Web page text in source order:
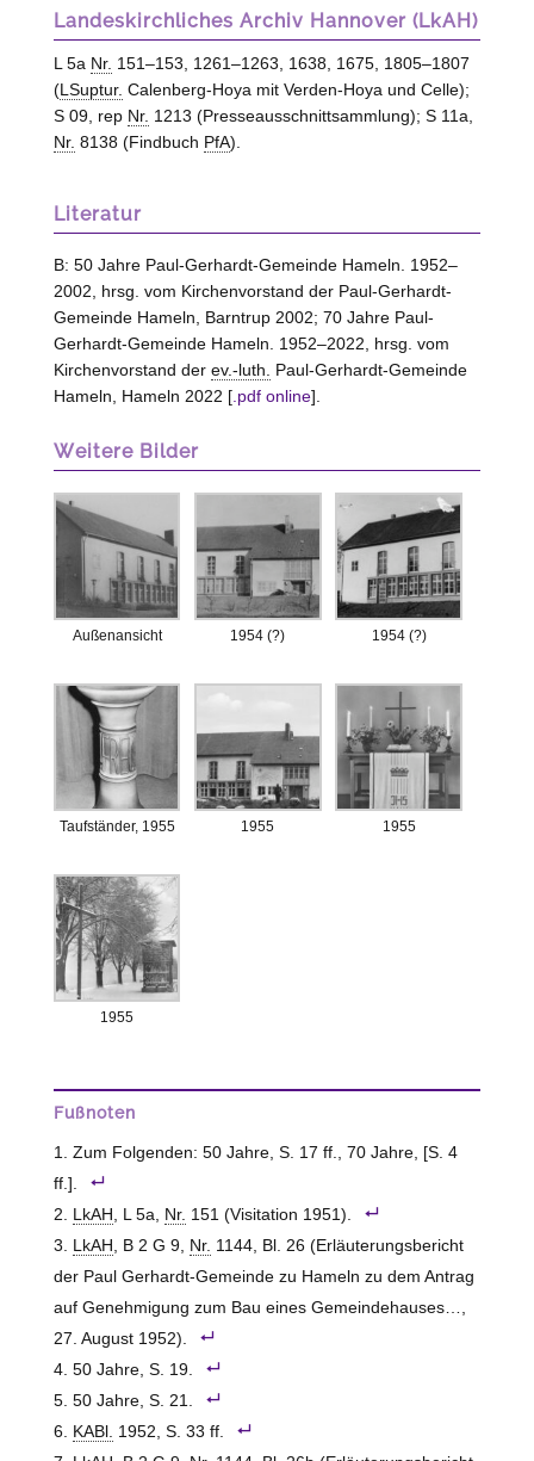
Landeskirchliches Archiv Hannover (LkAH)
L 5a Nr. 151–153, 1261–1263, 1638, 1675, 1805–1807
(LSuptur. Calenberg-Hoya mit Verden-Hoya und Celle);
S 09, rep Nr. 1213 (Presseausschnittsammlung); S 11a,
Nr. 8138 (Findbuch PfA).
Literatur
B: 50 Jahre Paul-Gerhardt-Gemeinde Hameln. 1952–
2002, hrsg. vom Kirchenvorstand der Paul-Gerhardt-
Gemeinde Hameln, Barntrup 2002; 70 Jahre Paul-
Gerhardt-Gemeinde Hameln. 1952–2022, hrsg. vom
Kirchenvorstand der ev.-luth. Paul-Gerhardt-Gemeinde
Hameln, Hameln 2022 [.pdf online].
Weitere Bilder
Außenansicht 1954 (?) 1954 (?)
Taufständer, 1955 1955 1955
1955
Fußnoten
Zum Folgenden: 50 Jahre, S. 17 ff., 70 Jahre, [S. 4
ff.].
LkAH , L 5a, Nr. 151 (Visitation 1951).
LkAH , B 2 G 9, Nr. 1144, Bl. 26 (Erläuterungsbericht
der Paul Gerhardt-Gemeinde zu Hameln zu dem Antrag
auf Genehmigung zum Bau eines Gemeindehauses…,
27. August 1952).
50 Jahre, S. 19.
50 Jahre, S. 21.
KABl. 1952, S. 33 ff.